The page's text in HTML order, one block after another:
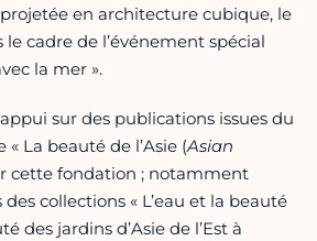
en architecture cubique, le
le cadre de l’événement spécial
la mer ».
sur des publications issues du
La beauté de l’Asie (Asian
cette fondation ; notamment
collections « L’eau et la beauté
des jardins d’Asie de l’Est à